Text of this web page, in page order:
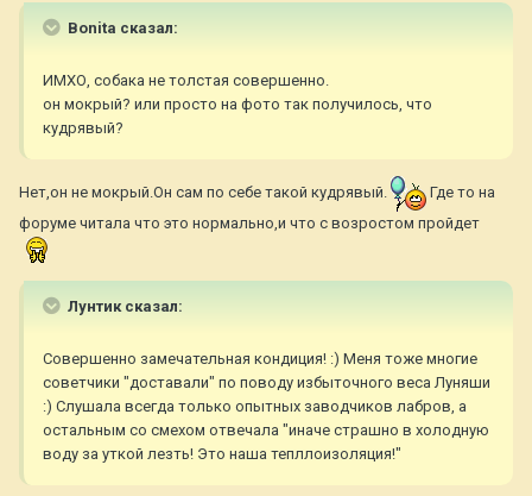
Bonita сказал:
ИМХО, собака не толстая совершенно.
он мокрый? или просто на фото так получилось, что
кудрявый?
Нет,он не мокрый.Он сам по себе такой кудрявый.
Где то на
форуме читала что это нормально,и что с возростом пройдет
Лунтик сказал:
Совершенно замечательная кондиция! :) Меня тоже многие
советчики "доставали" по поводу избыточного веса Луняши
:) Слушала всегда только опытных заводчиков лабров, а
остальным со смехом отвечала "иначе страшно в холодную
воду за уткой лезть! Это наша тепллоизоляция!"